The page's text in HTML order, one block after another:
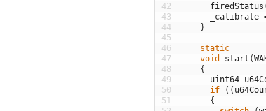
42
43
44
45
46
47
48
49
50
51
firedStatus
_calibrate
}
static
void
start (
{
uint64
if
( (
{